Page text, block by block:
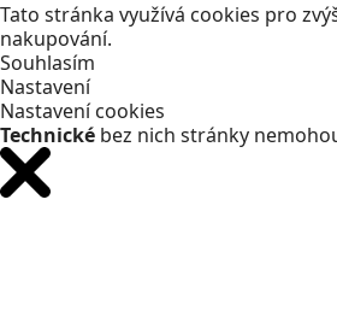
Tato stránka využívá cookies pro
nakupování.
Souhlasím
Nastavení
Nastavení cookies
Technické bez nich stránky